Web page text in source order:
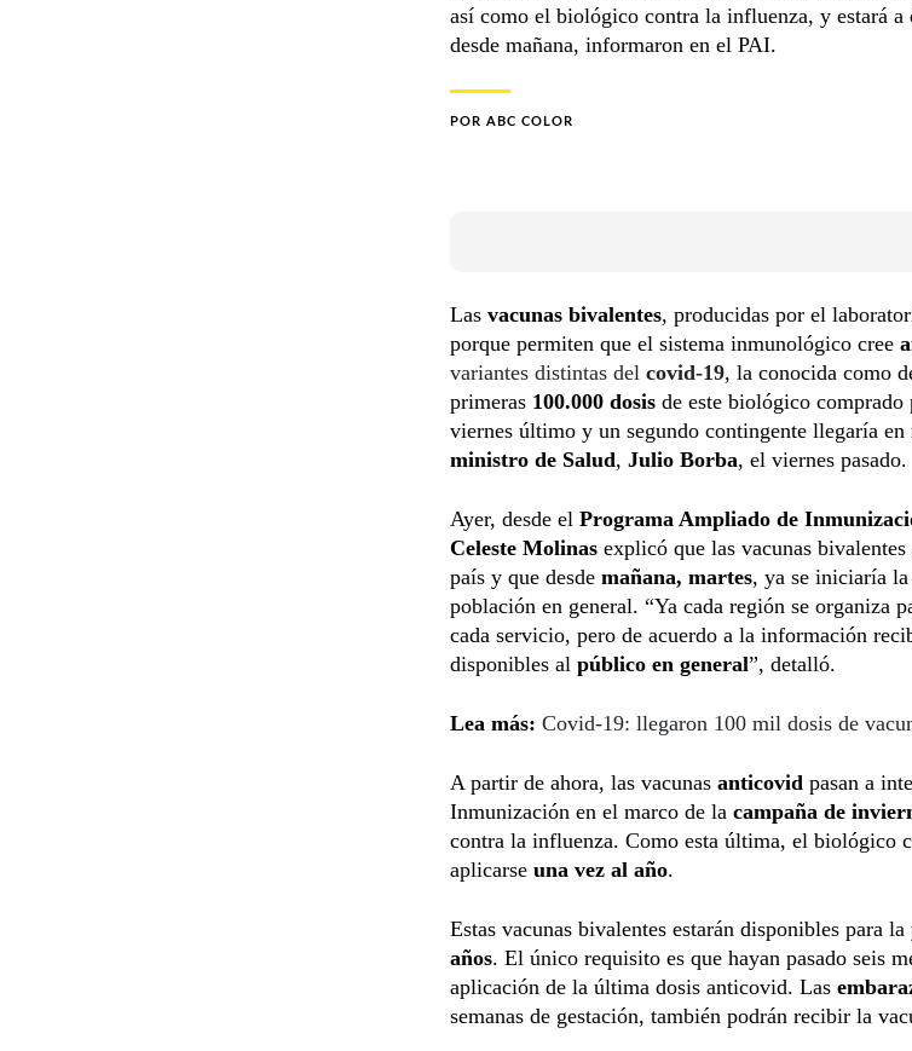
así como el biológico contra la influenza, y estará
desde mañana, informaron en el PAI.
POR ABC COLOR
Las vacunas bivalentes, producidas por el
porque permiten que el sistema inmunológico cree
variantes distintas del covid-19, la conocida como
primeras 100.000 dosis de este biológico
viernes último y un segundo contingente llegaría
ministro de Salud, Julio Borba, el viernes pasado.
Ayer, desde el Programa Ampliado de
Celeste Molinas explicó que las vacunas bivalentes
país y que desde mañana, martes, ya se iniciaría la
población en general. “Ya cada región se organiza
cada servicio, pero de acuerdo a la información
disponibles al público en general”, detalló.
Lea más: Covid-19: llegaron 100 mil dosis de
A partir de ahora, las vacunas anticovid pasan a
Inmunización en el marco de la campaña de
contra la influenza. Como esta última, el biológico
aplicarse una vez al año.
Estas vacunas bivalentes estarán disponibles para la
años. El único requisito es que hayan pasado seis
aplicación de la última dosis anticovid. Las
semanas de gestación, también podrán recibir la